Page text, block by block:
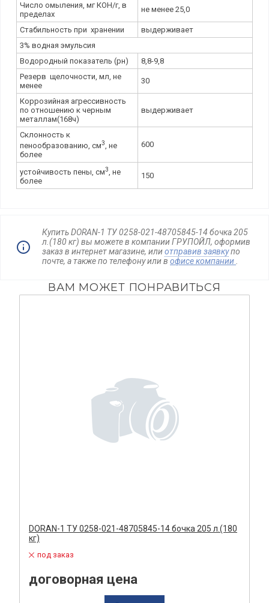
Число омыления, мг КОН/г, в
пределах
не менее 25,0
Стабильность при хранении
выдерживает
3% водная эмульсия
Водородный показатель (рн)
8,8-9,8
Резерв щелочности, мл, не
менее
30
Коррозийная агрессивность
по отношению к черным
металлам(168ч)
выдерживает
Склонность к
пенообразованию, см3, не
более
600
устойчивость пены, см3, не
более
150
Купить DORAN-1 ТУ 0258-021-48705845-14 бочка 205
л.(180 кг) вы можете в компании ГРУПОЙЛ, оформив
заказ в интернет магазине, илиотправив заявкупо
почте, а также по телефонуили в офисе компании
ВАМ МОЖЕТ ПОНРАВИТЬСЯ
DORAN-1 ТУ 0258-021-48705845-14 бочка 205 л.(180
кг)
под заказ
договорная цена